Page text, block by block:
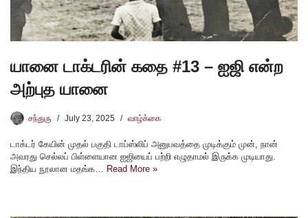
யானை டாக்டரின் கதை #13 – ஐஜி என்ற
அற்புத யானை
சந்துரு July 23, 2025 வாழ்க்கை
டாக்டர் கேயின் முதல் பகுதி டாப்ஸ்லிப் அனுபவத்தை முடிக்கும் முன், நான்
அவரது செல்லப் பிள்ளையான ஐஜியைப் பற்றி எழுதாமல் இருக்க முடியாது.
இந்திய நூலான மதங்க…
Read More »